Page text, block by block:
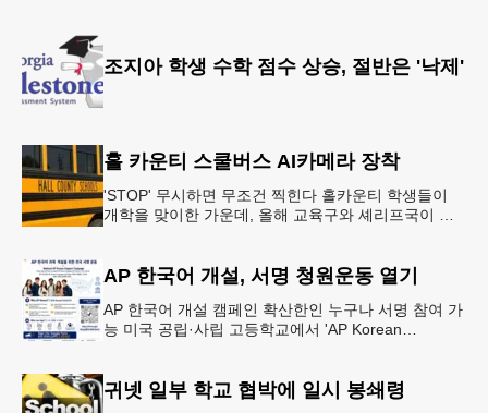
조지아 학생 수학 점수 상승, 절반은 '낙제'
홀 카운티 스쿨버스 AI카메라 장착
'STOP' 무시하면 무조건 찍힌다 홀카운티 학생들이
개학을 맞이한 가운데, 올해 교육구와 셰리프국이 학
AP 한국어 개설, 서명 청원운동 열기
AP 한국어 개설 캠페인 확산한인 누구나 서명 참여 가
능 미국 공립·사립 고등학교에서 'AP Korean
귀넷 일부 학교 협박에 일시 봉쇄령